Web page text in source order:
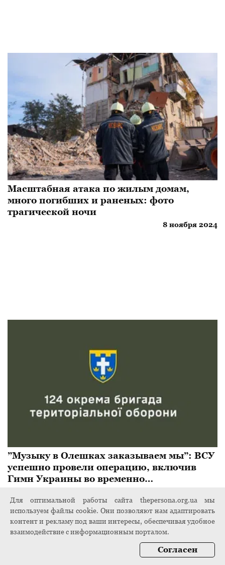
Масштабная атака по жилым домам,
много погибших и раненых: фото
трагической ночи
8 ноября 2024
”Музыку в Олешках заказываем мы”: ВСУ
успешно провели операцию, включив
Гимн Украины во временно
Для оптимальной работы сайта thepersona.org.ua мы
используем файлы cookie. Они позволяют нам адаптировать
контент и рекламу под ваши интересы, обеспечивая удобное
взаимодействие с информационным порталом.
Согласен